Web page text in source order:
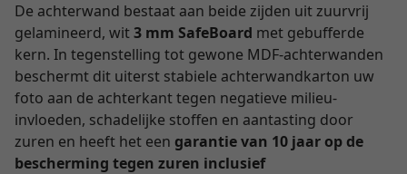
De achterwand bestaat aan beide zijden uit zuurvrij
gelamineerd, wit3 mm SafeBoard met gebufferde
kern. In tegenstelling tot gewone MDF-achterwanden
beschermt dit uiterst stabiele achterwandkarton uw
foto aan de achterkant tegen negatieve milieu-
invloeden, schadelijke stoffen en aantasting door
zuren en heeft het een garantie van 10 jaar op de
bescherming tegen zuren inclusief